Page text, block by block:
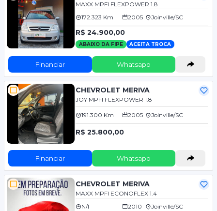
MAXX MPFI FLEXPOWER 1.8
172.323 Km
2005 Joinville/SC
R$ 24.900,00
ABAIXO DA FIPE ACEITA TROCA
Financiar Whatsapp
CHEVROLET MERIVA
JOY MPFI FLEXPOWER 1.8
191.300 Km 2005 Joinville/SC
R$ 25.800,00
Financiar Whatsapp
CHEVROLET MERIVA
MAXX MPFI ECONOFLEX 1.4
N/I
2010 Joinville/SC